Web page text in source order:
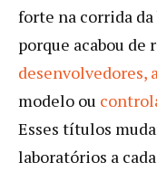
forte na corrida da
porque acabou de
desenvolvedores,
modelo ou
Esses títulos
laboratórios a